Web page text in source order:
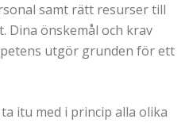
samt rätt resurser till
Dina önskemål och krav
utgör grunden för ett
itu med i princip alla olika